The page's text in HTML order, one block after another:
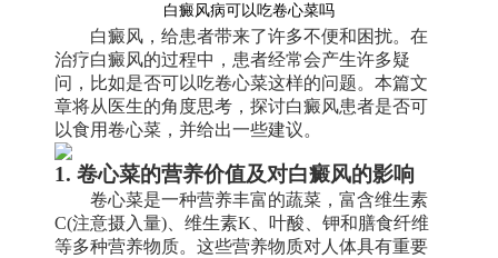
白癜风病可以吃卷心菜吗
白癜风，给患者带来了许多不便和困扰。在
治疗白癜风的过程中，患者经常会产生许多疑
问，比如是否可以吃卷心菜这样的问题。本篇文
章将从医生的角度思考，探讨白癜风患者是否可
以食用卷心菜，并给出一些建议。
1. 卷心菜的营养价值及对白癜风的影响
卷心菜是一种营养丰富的蔬菜，富含维生素
C(注意摄入量)、维生素K、叶酸、钾和膳食纤维
等多种营养物质。这些营养物质对人体具有重要